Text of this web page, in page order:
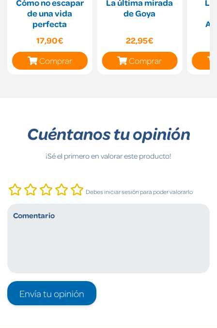
Cómo no escapar
de una vida
perfecta
17,90€
Comprar
La última mirada
de Goya
22,95€
Comprar
Cuéntanos tu opinión
¡Sé el primero en valorar este producto!
Debes iniciar sesión para poder valorarlo
Envía tu opinión